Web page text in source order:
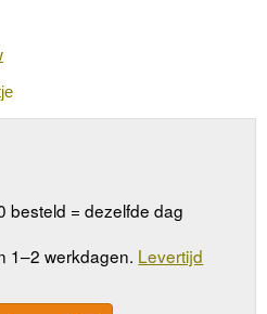
besteld = dezelfde dag
1–2 werkdagen. Levertijd